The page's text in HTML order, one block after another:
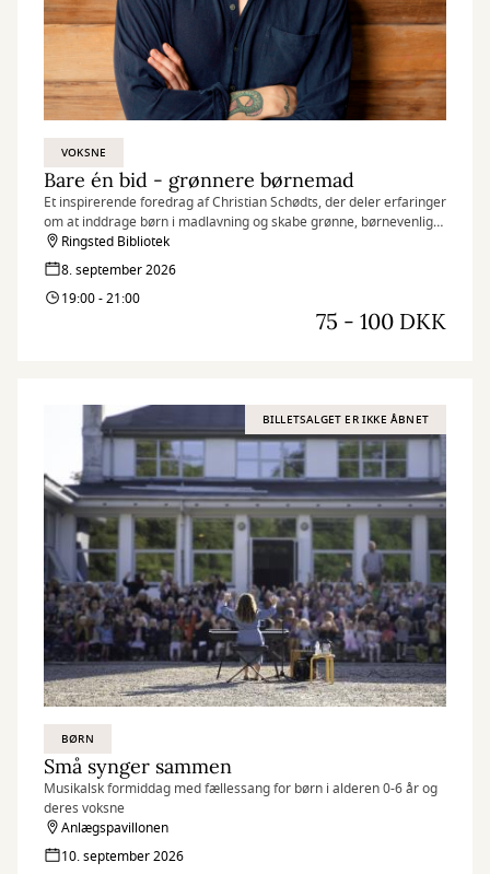
VOKSNE
Bare én bid - grønnere børnemad
Et inspirerende foredrag af Christian Schødts, der deler erfaringer
om at inddrage børn i madlavning og skabe grønne, børnevenlige
madvaner uden stress
Ringsted Bibliotek
8. september 2026
19:00 - 21:00
75 - 100 DKK
BILLETSALGET ER IKKE ÅBNET
BØRN
Små synger sammen
Musikalsk formiddag med fællessang for børn i alderen 0-6 år og
deres voksne
Anlægspavillonen
10. september 2026